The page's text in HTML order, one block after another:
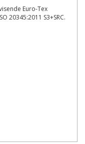
Euro-Tex
20345:2011 S3+SRC.